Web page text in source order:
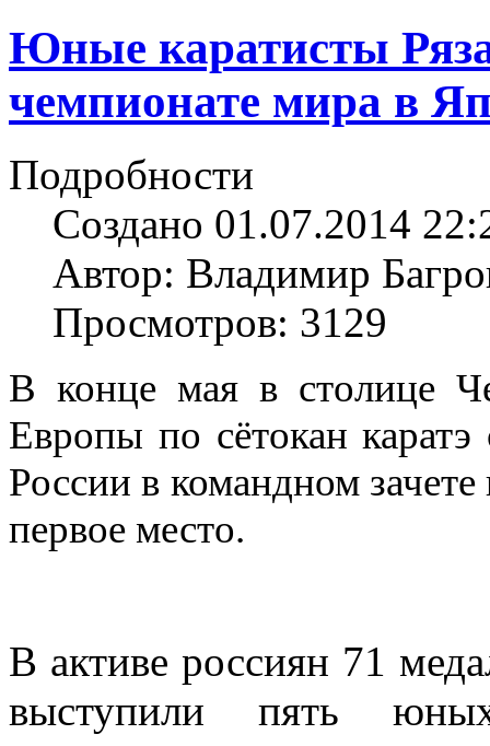
Юные каратисты
чемпионате мира в
Подробности
Создано 01.07.2014
Автор: Владимир
Просмотров: 3129
В конце мая в столице
Европы по сётокан
России в командном
первое место.
В активе россиян 71
выступили пять